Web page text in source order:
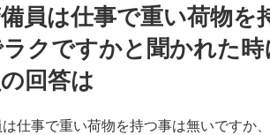
員は仕事で重い荷物を
クですかと聞かれた時
回答は
仕事で重い荷物を持つ事は無いですか